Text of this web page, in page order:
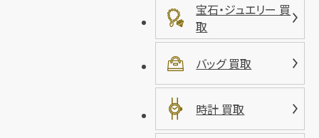
宝石・ジュエリー 買
取
バッグ 買取
時計 買取